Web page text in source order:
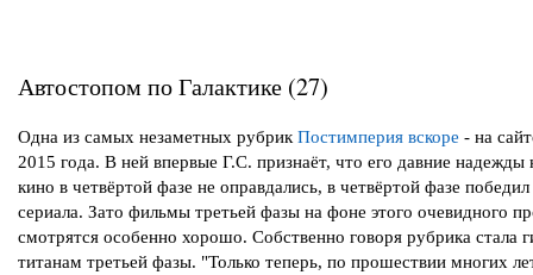
Автостопом по Галактике (27)
Одна из самых незаметных рубрик Постимперия вскоре - на
2015 года. В ней впервые Г.С. признаёт, что его давние надежды
кино в четвёртой фазе не оправдались, в четвёртой фазе
сериала. Зато фильмы третьей фазы на фоне этого очевидного
смотрятся особенно хорошо. Собственно говоря рубрика стала
титанам третьей фазы. "Только теперь, по прошествии многих